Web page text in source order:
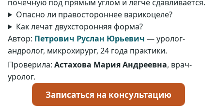
почечную под прямым углом и легче сдавливается.
Опасно ли правостороннее варикоцеле?
Как лечат двухсторонняя форма?
Автор: Петрович Руслан Юрьевич — уролог-
андролог, микрохирург, 24 года практики.
Проверила: Астахова Мария Андреевна, врач-
уролог.
Записаться на консультацию